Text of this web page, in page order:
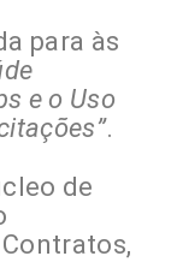
para às
e o Uso
.
de